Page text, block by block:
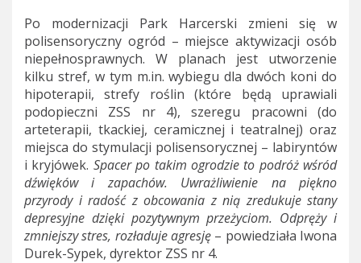
Po modernizacji Park Harcerski zmieni się w
polisensoryczny ogród – miejsce aktywizacji osób
niepełnosprawnych. W planach jest utworzenie
kilku stref, w tym m.in. wybiegu dla dwóch koni do
hipoterapii, strefy roślin (które będą uprawiali
podopieczni ZSS nr 4), szeregu pracowni (do
arteterapii, tkackiej, ceramicznej i teatralnej) oraz
miejsca do stymulacji polisensorycznej – labiryntów
i kryjówek. Spacer po takim ogrodzie to podróż wśród
dźwięków i zapachów. Uwrażliwienie na piękno
przyrody i radość z obcowania z nią zredukuje stany
depresyjne dzięki pozytywnym przeżyciom. Odpręży i
zmniejszy stres, rozładuje agresję – powiedziała Iwona
Durek-Sypek, dyrektor ZSS nr 4.